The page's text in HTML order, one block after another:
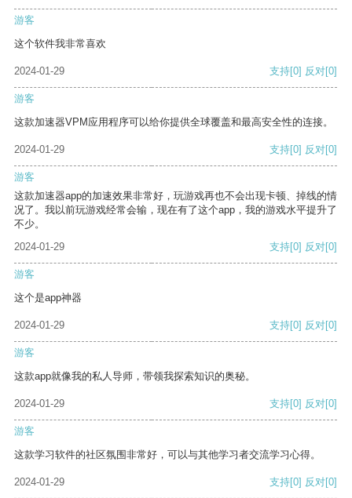
游客
这个软件我非常喜欢
2024-01-29 支持[0] 反对[0]
游客
这款加速器VPM应用程序可以给你提供全球覆盖和最高安全性的连接。
2024-01-29 支持[0] 反对[0]
游客
这款加速器app的加速效果非常好，玩游戏再也不会出现卡顿、掉线的情
况了。我以前玩游戏经常会输，现在有了这个app，我的游戏水平提升了
不少。
2024-01-29
支持[0] 反对[0]
游客
这个是app神器
2024-01-29 支持[0] 反对[0]
游客
这款app就像我的私人导师，带领我探索知识的奥秘。
2024-01-29 支持[0] 反对[0]
游客
这款学习软件的社区氛围非常好，可以与其他学习者交流学习心得。
2024-01-29 支持[0] 反对[0]